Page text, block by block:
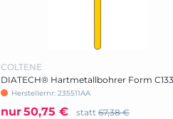
COLTENE
DIATECH® Hartmetallbohrer Form C133
Herstellernr: 235511AA
nur50,75 € statt 67,38 €